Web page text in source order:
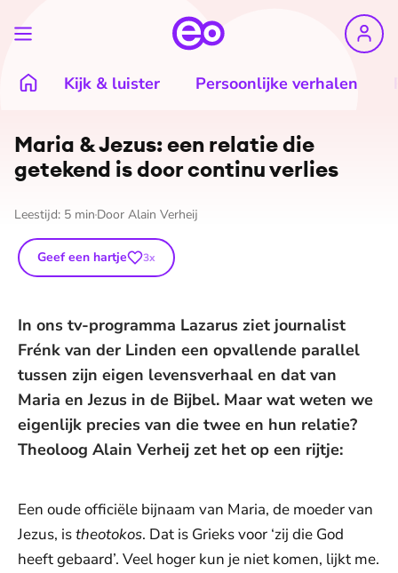
Kijk & luister Persoonlijke verhalen
Maria & Jezus: een relatie die
getekend is door continu verlies
Leestijd: 5 min Door Alain Verheij
Geef een hartje 3x
In ons tv-programma Lazarus ziet journalist
Frénk van der Linden een opvallende parallel
tussen zijn eigen levensverhaal en dat van
Maria en Jezus in de Bijbel. Maar wat weten we
eigenlijk precies van die twee en hun relatie?
Theoloog Alain Verheij zet het op een rijtje:
Een oude officiële bijnaam van Maria, de moeder van
Jezus, istheotokos. Dat is Grieks voor ‘zij die God
heeft gebaard’. Veel hoger kun je niet komen, lijkt me.